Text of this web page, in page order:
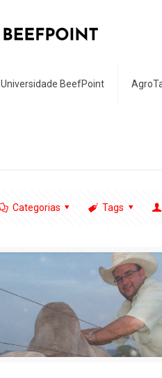
Universidade BeefPoint
Categorias Tags